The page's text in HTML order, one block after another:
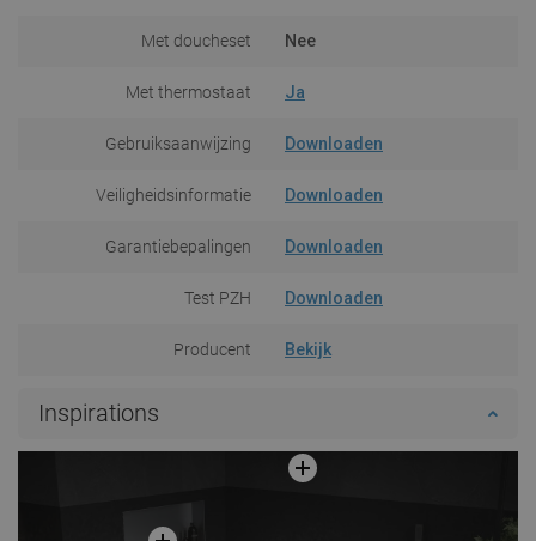
Met doucheset Nee
Met thermostaat Ja
Gebruiksaanwijzing Downloaden
Veiligheidsinformatie Downloaden
Garantiebepalingen Downloaden
Test PZH Downloaden
Producent Bekijk
Inspirations